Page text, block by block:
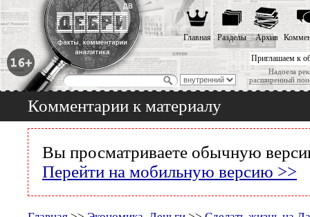
Приглашаем к
Надоела
расширенный
Главная Разделы Архив
Комментарии к материалу
Вы просматриваете обычную
Перейти на мобильную версию >>